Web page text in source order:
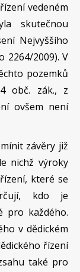
vedeném
skutečnou
Nejvyššího
2264/2009). V
pozemků
obč. zák., z
ovšem není
závěry již
nichž výroky
které se
kdo je
pro každého.
v dědickém
řízení
také pro